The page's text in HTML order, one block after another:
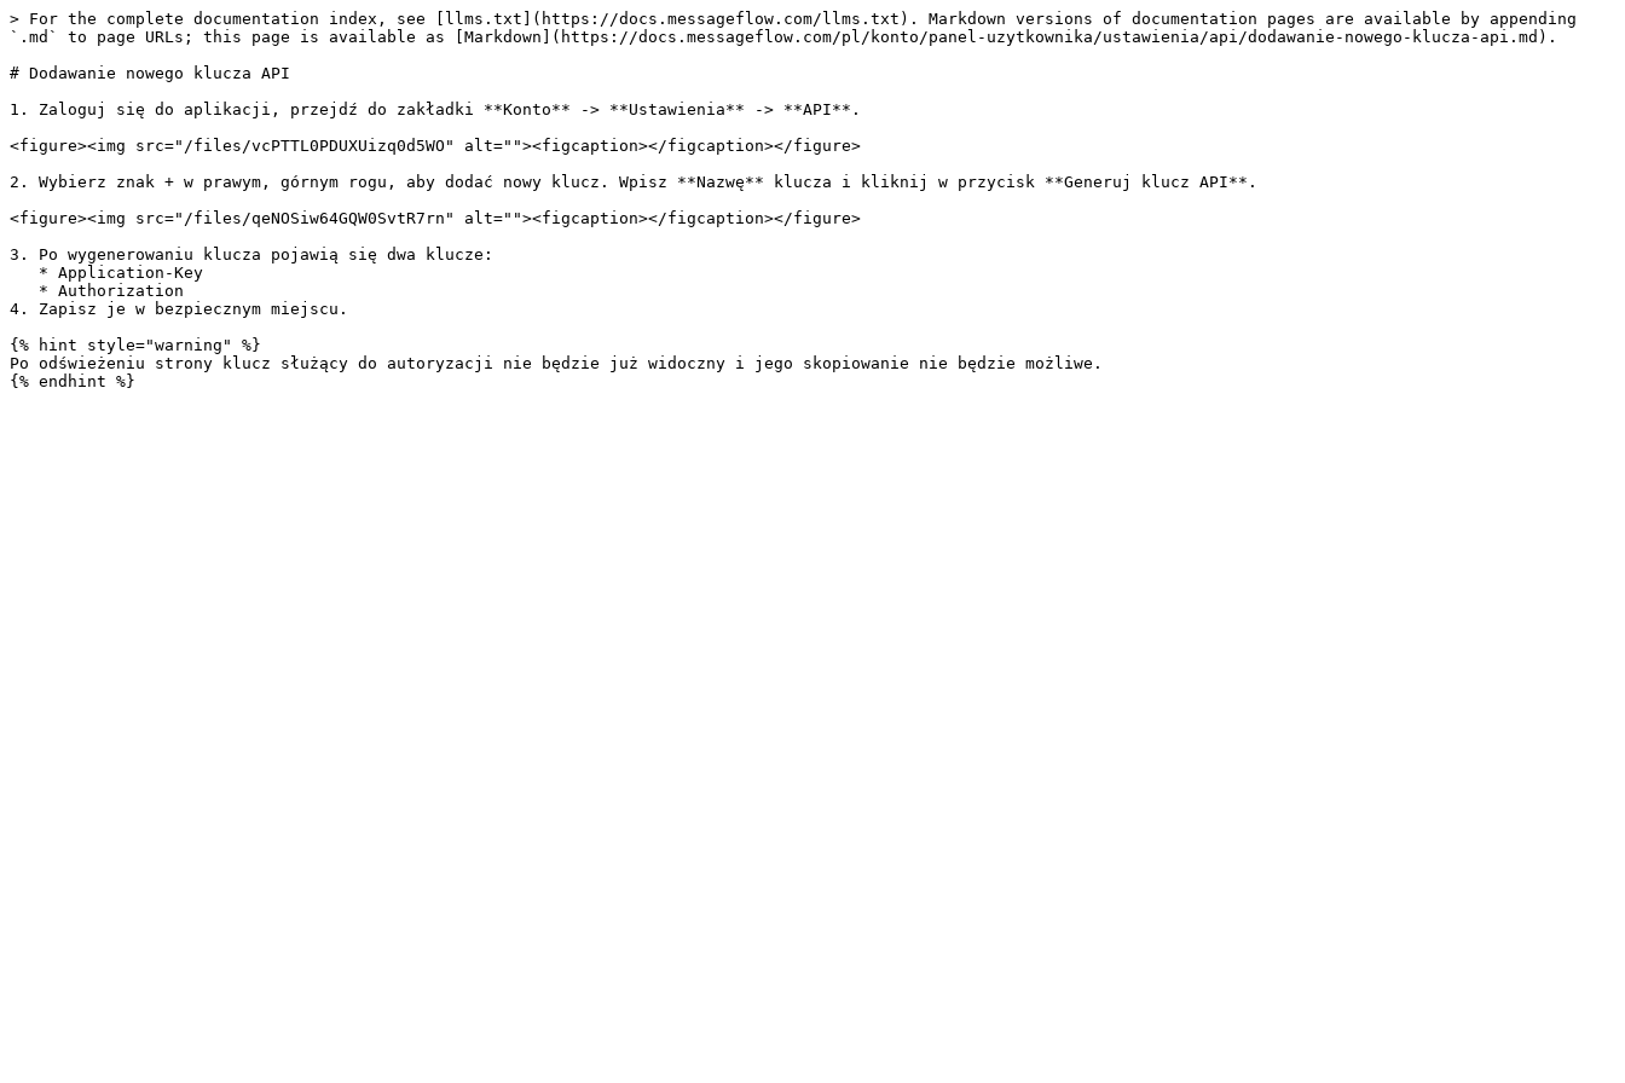
> For the complete documentation index, see [llms.txt](https://docs.messageflow.com/llms.txt). Markdown versions of documentation pages are available by appending
`.md` to page URLs; this page is available as [Markdown](https://docs.messageflow.com/pl/konto/panel-uzytkownika/ustawienia/api/dodawanie-nowego-klucza-api.md).
# Dodawanie nowego klucza API
1. Zaloguj się do aplikacji, przejdź do zakładki **Konto** -> **Ustawienia** -> **API**.
<figure><img src="/files/vcPTTL0PDUXUizq0d5WO" alt=""><figcaption></figcaption></figure>
2. Wybierz znak + w prawym, górnym rogu, aby dodać nowy klucz. Wpisz **Nazwę** klucza i kliknij w przycisk **Generuj klucz API**.
<figure><img src="/files/qeNOSiw64GQW0SvtR7rn" alt=""><figcaption></figcaption></figure>
3. Po wygenerowaniu klucza pojawią się dwa klucze:
4. Zapisz je w bezpiecznym miejscu.
{% hint style="warning" %}
Po odświeżeniu strony klucz służący do autoryzacji nie będzie już widoczny i jego skopiowanie nie będzie możliwe.